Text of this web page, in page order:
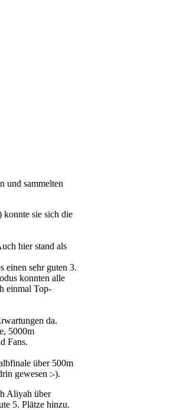
und sammelten
konnte sie sich die
hier stand als
einen sehr guten 3.
konnten alle
einmal Top-
da.
5000m
Fans.
über 500m
gewesen :-).
Aliyah über
5. Plätze hinzu.